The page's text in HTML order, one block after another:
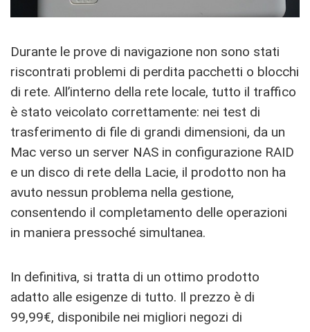
Durante le prove di navigazione non sono stati
riscontrati problemi di perdita pacchetti o blocchi
di rete. All’interno della rete locale, tutto il traffico
è stato veicolato correttamente: nei test di
trasferimento di file di grandi dimensioni, da un
Mac verso un server NAS in configurazione RAID
e un disco di rete della Lacie, il prodotto non ha
avuto nessun problema nella gestione,
consentendo il completamento delle operazioni
in maniera pressoché simultanea.
In definitiva, si tratta di un ottimo prodotto
adatto alle esigenze di tutto. Il prezzo è di
99,99€, disponibile nei migliori negozi di